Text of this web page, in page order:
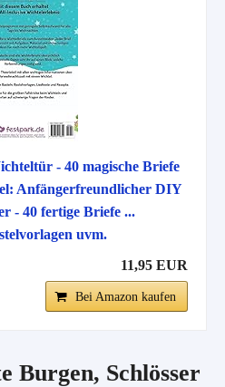
- 40 magische Briefe
Anfängerfreundlicher DIY
- 40 fertige Briefe ...
uvm.
11,95 EUR
Bei Amazon kaufen
Burgen, Schlösser